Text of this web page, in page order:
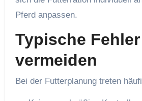
Pferd anpassen.
Typische Fehler
vermeiden
Bei der Futterplanung treten